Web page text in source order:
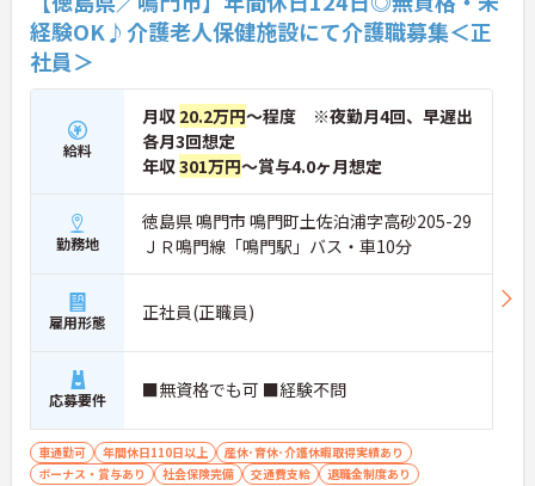
・夜勤手当支給
・皆勤手当あり
→ 安定した収入形成を目指せる環境です♪
■ 通勤しやすい勤務環境
通勤面にも配慮された職場です
・マイカー通勤可
・駐車場あり
・鳴門駅から車10分
→ ご自身に合った通勤方法を選べます♪
経験OK♪介護老人保健施設にて介護職募集＜正
社員＞
給料
月収 20.2万円～程度 ※夜勤月4回、早遅出
各月3回想定
年収301万円～賞与4.0ヶ月想定
勤務地
徳島県 鳴門市 鳴門町土佐泊浦字高砂205-29
ＪＲ鳴門線「鳴門駅」バス・車10分
雇用形態 正社員(正職員)
応募要件 ■無資格でも可 ■経験不問
車通勤可 年間休日110日以上
産休･育休･介護休暇取得実績あり
ボーナス・賞与あり
社会保険完備 交通費支給 退職金制度あり